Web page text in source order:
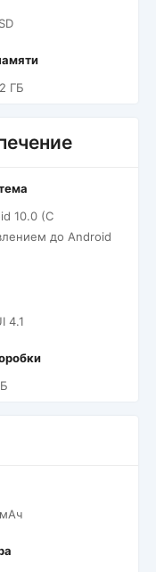
ГБ
10.0 (С
до Android
4.1